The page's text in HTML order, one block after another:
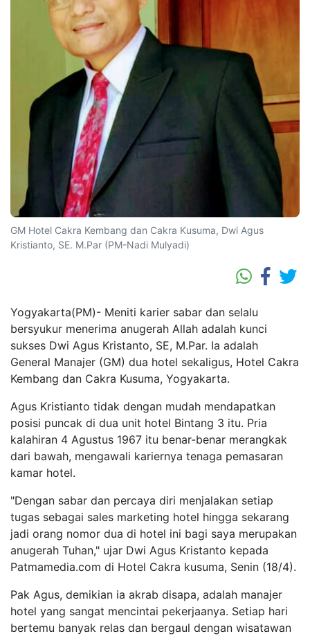
GM Hotel Cakra Kembang dan Cakra Kusuma, Dwi Agus
Kristianto, SE. M.Par (PM-Nadi Mulyadi)
Yogyakarta(PM)- Meniti karier sabar dan selalu
bersyukur menerima anugerah Allah adalah kunci
sukses Dwi Agus Kristanto, SE, M.Par. Ia adalah
General Manajer (GM) dua hotel sekaligus, Hotel Cakra
Kembang dan Cakra Kusuma, Yogyakarta.
Agus Kristianto tidak dengan mudah mendapatkan
posisi puncak di dua unit hotel Bintang 3 itu. Pria
kalahiran 4 Agustus 1967 itu benar-benar merangkak
dari bawah, mengawali kariernya tenaga pemasaran
kamar hotel.
"Dengan sabar dan percaya diri menjalakan setiap
tugas sebagai sales marketing hotel hingga sekarang
jadi orang nomor dua di hotel ini bagi saya merupakan
anugerah Tuhan," ujar Dwi Agus Kristanto kepada
Patmamedia.com di Hotel Cakra kusuma, Senin (18/4).
Pak Agus, demikian ia akrab disapa, adalah manajer
hotel yang sangat mencintai pekerjaanya. Setiap hari
bertemu banyak relas dan bergaul dengan wisatawan